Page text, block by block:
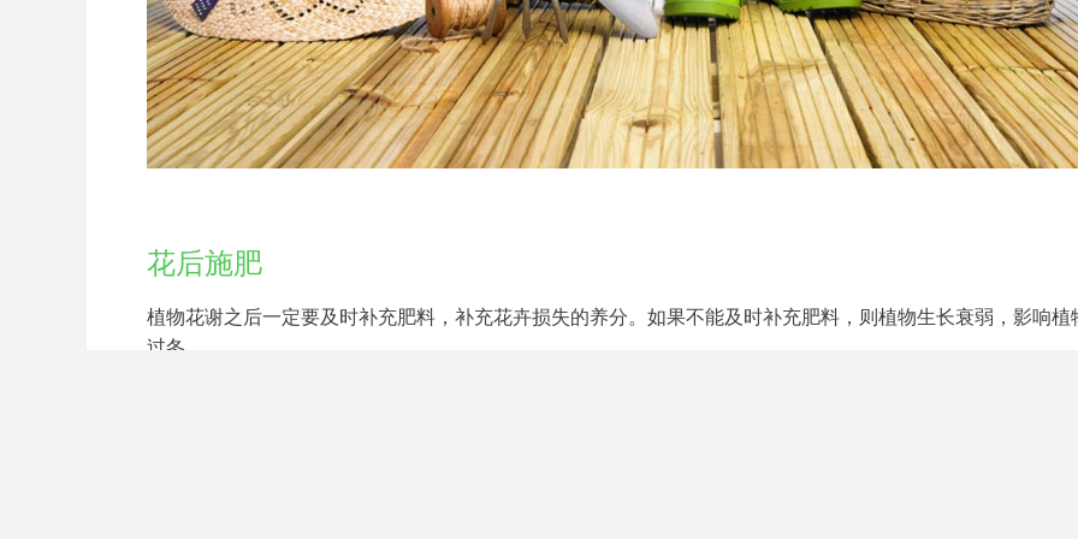
花后施肥
植物花谢之后一定要及时补充肥料，补充花卉损失的养分。如果不能及时补充肥料，则植物生长衰弱，影响植
过冬。